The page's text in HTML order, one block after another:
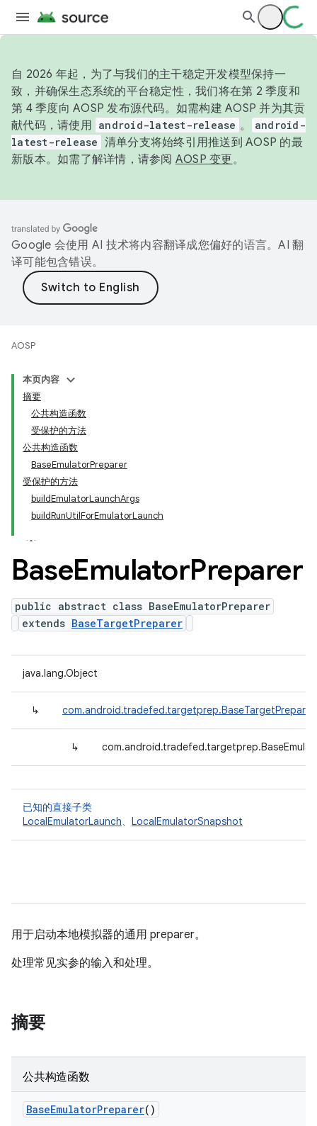
自 2026 年起，为了与我们的主干稳定开发模型保持一
致，并确保生态系统的平台稳定性，我们将在第 2 季度和
第 4 季度向 AOSP 发布源代码。如需构建 AOSP 并为其贡
献代码，请使用 android-latest-release 。
android-
latest-release 清单分支将始终引用推送到 AOSP 的最
新版本。如需了解详情，请参阅 AOSP 变更。
Google 会使用 AI 技术将内容翻译成您偏好的语言。AI 翻
译可能包含错误。
AOSP
本页内容
摘要
公共构造函数
受保护的方法
公共构造函数
BaseEmulatorPreparer
受保护的方法
buildEmulatorLaunchArgs
buildRunUtilForEmulatorLaunch
BaseEmulatorPreparer
public abstract class BaseEmulatorPreparer
extends BaseTargetPreparer
java.lang.Object
↳ com.android.tradefed.targetprep.BaseTargetPreparer
↳
已知的直接子类
LocalEmulatorLaunch、 LocalEmulatorSnapshot
用于启动本地模拟器的通用 preparer。
处理常见实参的输入和处理。
摘要
公共构造函数
BaseEmulatorPreparer()